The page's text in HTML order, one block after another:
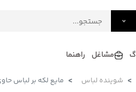
مشاغل راهنما
شوینده لباس مایع لکه بر لباس حاوی آنزیم